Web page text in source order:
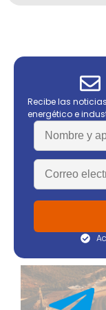
Recibe las
energético e